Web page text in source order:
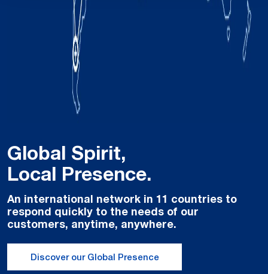
Global Spirit,
Local Presence.
An international network in 11 countries to
respond quickly to the needs of our
customers, anytime, anywhere.
Discover our Global Presence